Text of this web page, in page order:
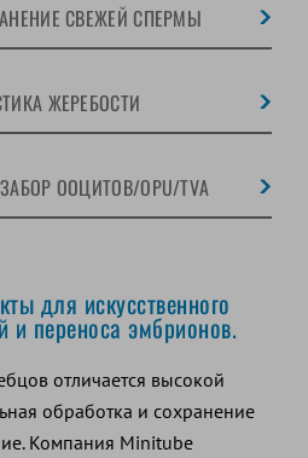
СВЕЖЕЙ СПЕРМЫ
ЖЕРЕБОСТИ
ООЦИТОВ/OPU/TVA
для искусственного
и переноса эмбрионов.
отличается высокой
обработка и сохранение
Компания Minitube